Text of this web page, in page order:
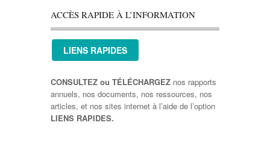
ACCÈS RAPIDE À L’INFORMATION
LIENS RAPIDES
CONSULTEZ ou TÉLÉCHARGEZ nos rapports
annuels, nos documents, nos ressources, nos
articles, et nos sites internet à l’aide de l’option
LIENS RAPIDES.